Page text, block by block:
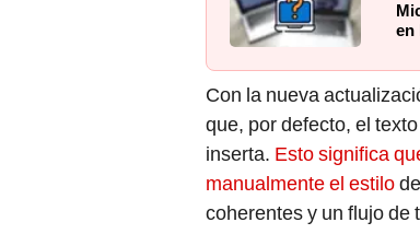
en
Con la nueva
que, por defecto, el
inserta. Esto significa
manualmente el estilo
coherentes y un flujo de